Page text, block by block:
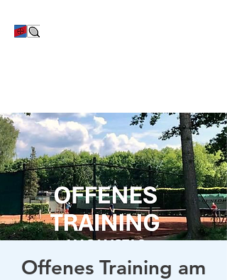
Offenes Training am